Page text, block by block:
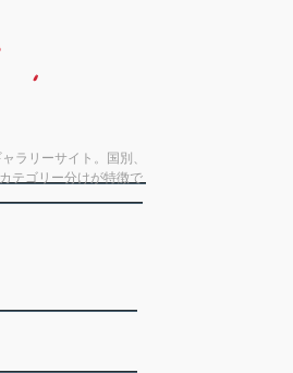
ラリーサイト。国別、
テゴリー分けが特徴で